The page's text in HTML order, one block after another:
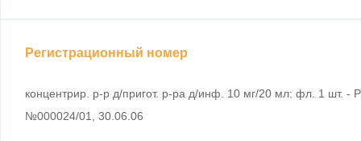
Регистрационный номер
концентрир. р-р д/пригот. р-ра д/инф. 10 мг/20 мл: фл. 1 шт. - Р
№000024/01, 30.06.06